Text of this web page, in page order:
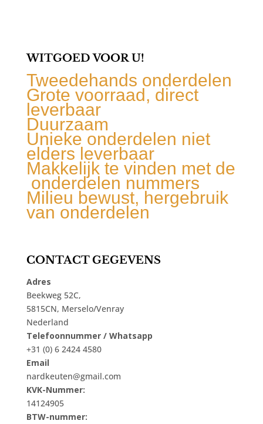
WITGOED VOOR U!
Tweedehands onderdelen
Grote voorraad, direct
leverbaar
Duurzaam
Unieke onderdelen niet
elders leverbaar
Makkelijk te vinden met de
onderdelen nummers
Milieu bewust, hergebruik
van onderdelen
CONTACT GEGEVENS
Adres
Beekweg 52C,
5815CN, Merselo/Venray
Nederland
Telefoonnummer / Whatsapp
+31 (0) 6 2424 4580
Email
nardkeuten@gmail.com
KVK-Nummer:
14124905
BTW-nummer: